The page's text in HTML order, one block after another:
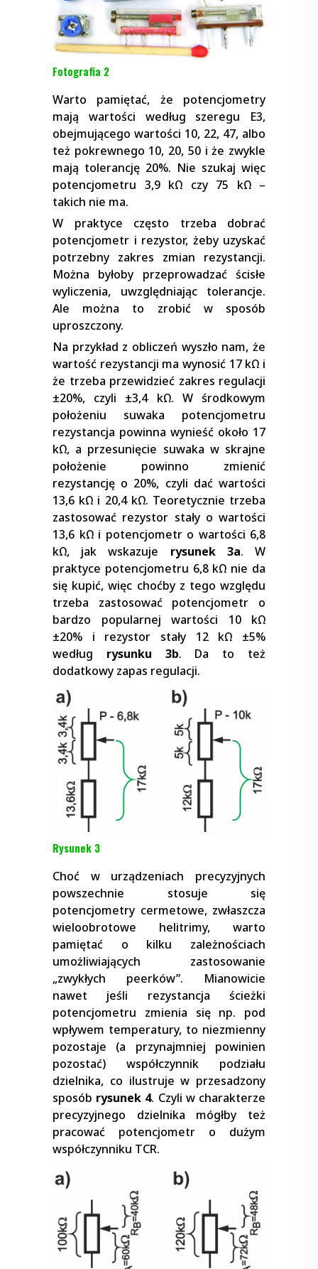
Fotografia 2
Warto pamiętać, że potencjometry
mają wartości według szeregu E3,
obejmującego wartości 10, 22, 47, albo
też pokrewnego 10, 20, 50 i że zwykle
mają tolerancję 20%. Nie szukaj więc
potencjometru 3,9 kΩ czy 75 kΩ –
takich nie ma.
W praktyce często trzeba dobrać
potencjometr i rezystor, żeby uzyskać
potrzebny zakres zmian rezystancji.
Można byłoby przeprowadzać ścisłe
wyliczenia, uwzględniając tolerancje.
Ale można to zrobić w sposób
uproszczony.
Na przykład z obliczeń wyszło nam, że
wartość rezystancji ma wynosić 17 kΩ i
że trzeba przewidzieć zakres regulacji
±20%, czyli ±3,4 kΩ. W środkowym
położeniu suwaka potencjometru
rezystancja powinna wynieść około 17
kΩ, a przesunięcie suwaka w skrajne
położenie powinno zmienić
rezystancję o 20%, czyli dać wartości
13,6 kΩ i 20,4 kΩ. Teoretycznie trzeba
zastosować rezystor stały o wartości
13,6 kΩ i potencjometr o wartości 6,8
kΩ, jak wskazuje rysunek 3a. W
praktyce potencjometru 6,8 kΩ nie da
się kupić, więc choćby z tego względu
trzeba zastosować potencjometr o
bardzo popularnej wartości 10 kΩ
±20% i rezystor stały 12 kΩ ±5%
według rysunku 3b. Da to też
dodatkowy zapas regulacji.
Rysunek 3
Choć w urządzeniach precyzyjnych
powszechnie stosuje się
potencjometry cermetowe, zwłaszcza
wieloobrotowe helitrimy, warto
pamiętać o kilku zależnościach
umożliwiających zastosowanie
„zwykłych peerków”. Mianowicie
nawet jeśli rezystancja ścieżki
potencjometru zmienia się np. pod
wpływem temperatury, to niezmienny
pozostaje (a przynajmniej powinien
pozostać) współczynnik podziału
dzielnika, co ilustruje w przesadzony
sposób rysunek 4. Czyli w charakterze
precyzyjnego dzielnika mógłby też
pracować potencjometr o dużym
współczynniku TCR.